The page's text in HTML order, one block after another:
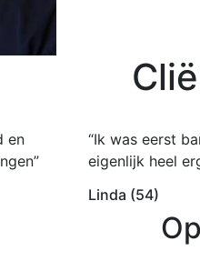
en
“Ik was eerst
eigenlijk heel
Linda (54)